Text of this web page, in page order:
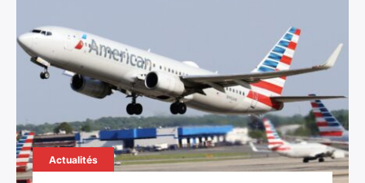
Actualités